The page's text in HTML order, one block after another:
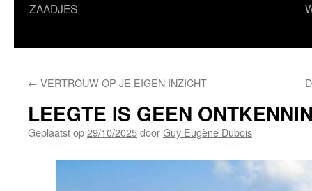
ZAADJES
← VERTROUW OP JE EIGEN INZICHT
LEEGTE IS GEEN
Geplaatst op29/10/2025doorGuy Eugène Dubois